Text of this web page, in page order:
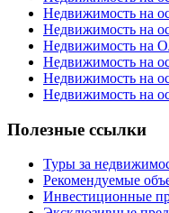
Недвижимость на
Недвижимость на
Недвижимость на
Недвижимость на
Недвижимость на
Недвижимость на
Полезные ссылки
Туры за
Рекомендуемые
Инвестиционные